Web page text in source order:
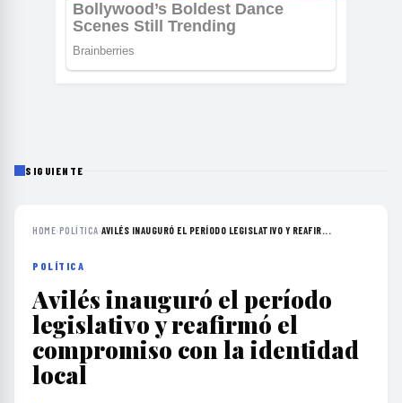
SIGUIENTE
HOME›POLÍTICA›AVILÉS INAUGURÓ EL PERÍODO LEGISLATIVO Y REAFIR...
POLÍTICA
Avilés inauguró el período
legislativo y reafirmó el
compromiso con la identidad
local